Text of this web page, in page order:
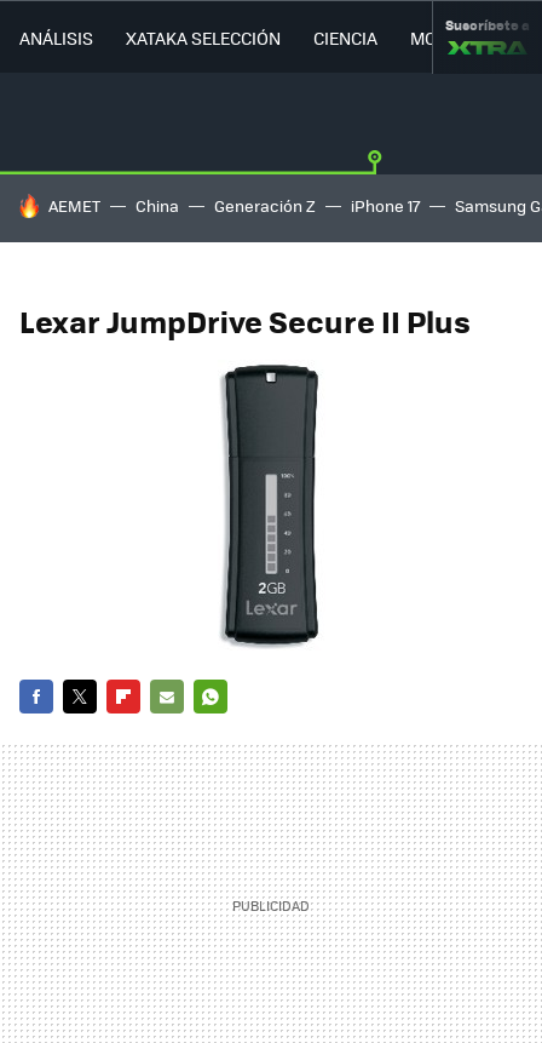
ANÁLISIS XATAKA SELECCIÓN CIENCIA MOVILIDAD
Suscríbete a
HOY SE HABLA DE
AEMET China Generación Z iPhone 17 Samsung
Lexar JumpDrive Secure II Plus
MAIL